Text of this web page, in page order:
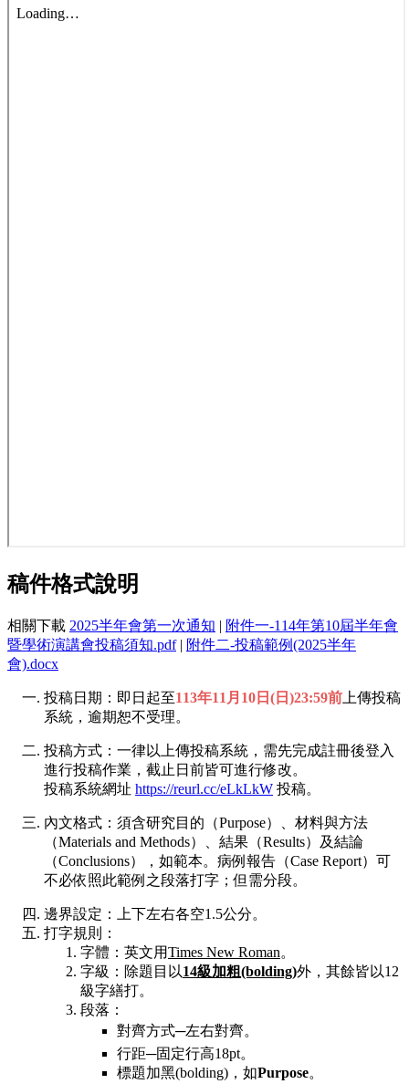
稿件格式說明
相關下載 2025半年會第一次通知 | 附件一-114年第10屆半年會
暨學術演講會投稿須知.pdf| 附件二-投稿範例(2025半年
會).docx
投稿日期：即日起至113年11月10日(日)23:59前 上傳投稿
系統，逾期恕不受理。
投稿方式：一律以上傳投稿系統，需先完成註冊後登入
進行投稿作業，截止日前皆可進行修改。
投稿系統網址 https://reurl.cc/eLkLkW 投稿。
內文格式：須含研究目的（Purpose）、材料與方法
（Materials and Methods）、結果（Results）及結論
（Conclusions），如範本。病例報告（Case Report）可
不必依照此範例之段落打字；但需分段。
邊界設定：上下左右各空1.5公分。
打字規則：
字體：英文用Times New Roman。
字級：除題目以14級加粗(bolding)外，其餘皆以12
級字繕打。
段落：
對齊方式─左右對齊。
行距─固定行高18pt。
標題加黑(bolding)，如Purpose。